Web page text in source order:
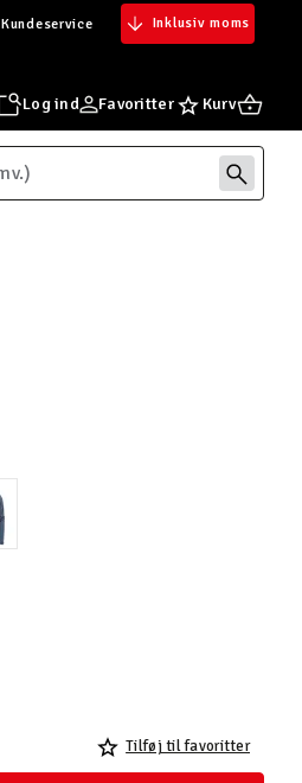
Kundeservice Inklusiv moms
Log ind Favoritter Kurv
Tilføj til favoritter